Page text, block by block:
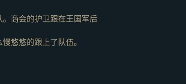
商会的护卫跟在王国军后
悠悠的跟上了队伍。